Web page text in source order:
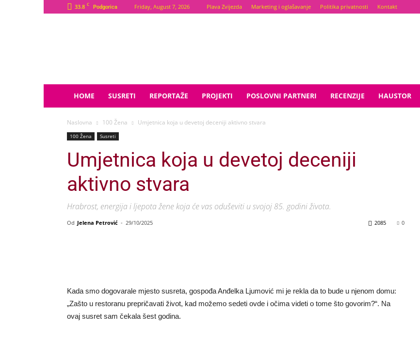
33.8 C Podgorica Friday, August 7, 2026 Plava Zvijezda Marketing i oglašavanje Politika privatnosti Kontakt
HOME SUSRETI REPORTAŽE PROJEKTI POSLOVNI PARTNERI RECENZIJE HAUSTOR
Naslovna 100 Žena Umjetnica koja u devetoj deceniji aktivno stvara
100 Žena Susreti
Umjetnica koja u devetoj deceniji
aktivno stvara
Hrabrost, energija i ljepota žene koja će vas oduševiti u svojoj 85. godini života.
Od Jelena Petrović - 29/10/2025 0
2085
Kada smo dogovarale mjesto susreta, gospođa Anđelka Ljumović mi je rekla da to bude u njenom domu:
„Zašto u restoranu prepričavati život, kad možemo sedeti ovde i očima videti o tome što govorim?“. Na
ovaj susret sam čekala šest godina.